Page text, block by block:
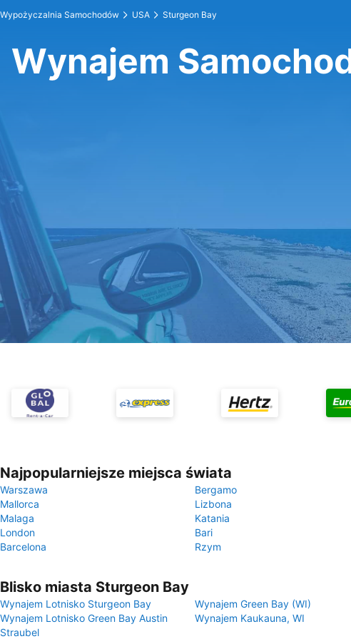
Wypożyczalnia Samochodów USA Sturgeon Bay
Wynajem
Najpopularniejsze miejsca świata
Warszawa
Bergamo
Mallorca
Lizbona
Malaga
Katania
London
Bari
Barcelona
Rzym
Blisko miasta Sturgeon Bay
Wynajem Lotnisko Sturgeon Bay
Wynajem Green Bay (WI)
Wynajem Lotnisko Green Bay Austin
Straubel
Wynajem Kaukauna, WI